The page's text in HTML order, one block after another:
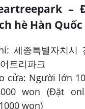
–
hè Hàn Quốc
세종특별자치시
트리파크
cửa: Người lớn
won (Đặt
won)